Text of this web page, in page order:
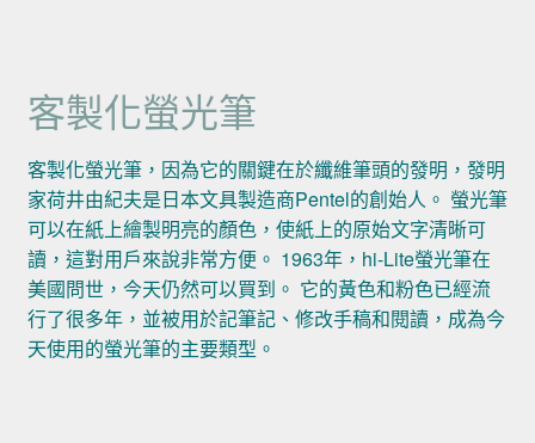
客製化螢光筆
客製化螢光筆，因為它的關鍵在於纖維筆頭的發明，發明
家荷井由紀夫是日本文具製造商Pentel的創始人。 螢光筆
可以在紙上繪製明亮的顏色，使紙上的原始文字清晰可
讀，這對用戶來說非常方便。 1963年，hi-Lite螢光筆在
美國問世，今天仍然可以買到。 它的黃色和粉色已經流
行了很多年，並被用於記筆記、修改手稿和閱讀，成為今
天使用的螢光筆的主要類型。